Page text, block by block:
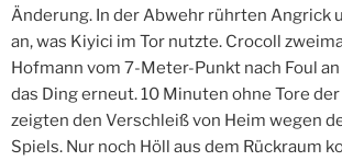
Änderung. In der Abwehr rührten Angrick
an, was Kiyici im Tor nutzte. Crocoll
Hofmann vom 7-Meter-Punkt nach Foul
das Ding erneut. 10 Minuten ohne Tore
zeigten den Verschleiß von Heim wegen
Spiels. Nur noch Höll aus dem Rückraum